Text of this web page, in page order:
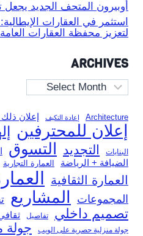
أوبيرون المتحف الجديد يجعل
استثمر في العقارات
لتعزيز محفظة العقارات
ARCHIVES
Archives
Architecture إعادة التكيف إعلان
إعلان للمحترفين
البنايات التجديد التسوق
الضيافة + الرياضة العمارة التجارية
العمارة الثقافية
المجموعات المشاريع
تصميم داخلي تفاصيل
جولة منزلية حصرية على الويب جولة